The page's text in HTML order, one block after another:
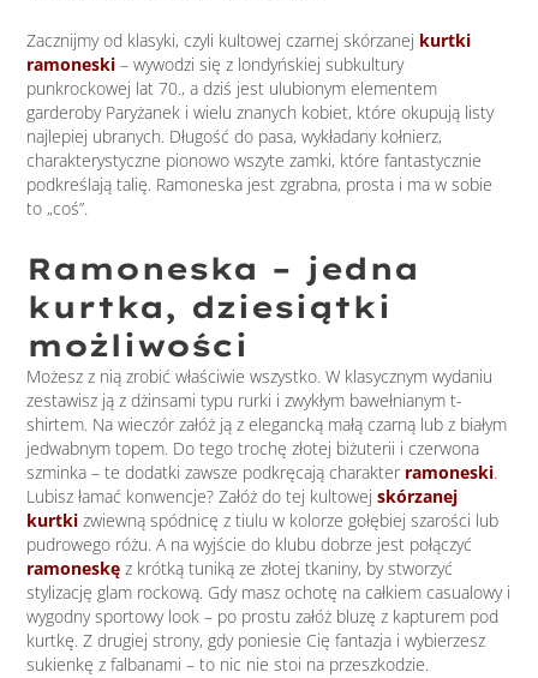
Zacznijmy od klasyki, czyli kultowej czarnej skórzanej kurtki
ramoneski – wywodzi się z londyńskiej subkultury
punkrockowej lat 70., a dziś jest ulubionym elementem
garderoby Paryżanek i wielu znanych kobiet, które okupują listy
najlepiej ubranych. Długość do pasa, wykładany kołnierz,
charakterystyczne pionowo wszyte zamki, które fantastycznie
podkreślają talię. Ramoneska jest zgrabna, prosta i ma w sobie
to „coś”.
Ramoneska – jedna
kurtka, dziesiątki
możliwości
Możesz z nią zrobić właściwie wszystko. W klasycznym wydaniu
zestawisz ją z dżinsami typu rurki i zwykłym bawełnianym t-
shirtem. Na wieczór załóż ją z elegancką małą czarną lub z białym
jedwabnym topem. Do tego trochę złotej biżuterii i czerwona
szminka – te dodatki zawsze podkręcają charakter ramoneski.
Lubisz łamać konwencje? Załóż do tej kultowejskórzanej
kurtki zwiewną spódnicę z tiulu w kolorze gołębiej szarości lub
pudrowego różu. A na wyjście do klubu dobrze jest połączyć
ramoneskę z krótką tuniką ze złotej tkaniny, by stworzyć
stylizację glam rockową. Gdy masz ochotę na całkiem casualowy i
wygodny sportowy look – po prostu załóż bluzę z kapturem pod
kurtkę. Z drugiej strony, gdy poniesie Cię fantazja i wybierzesz
sukienkę z falbanami – to nic nie stoi na przeszkodzie.